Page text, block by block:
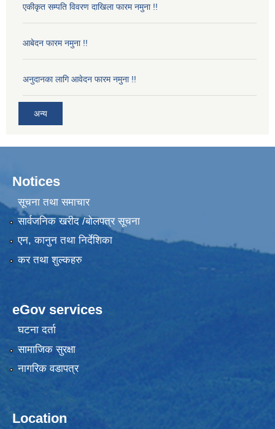
एकीकृत सम्पति विवरण दाखिला फारम नमुना !!
आबेदन फारम नमुना !!
अनुदानका लागि आवेदन फारम नमुना !!
अन्य
Notices
सूचना तथा समाचार
सार्वजनिक खरीद /बोलपत्र सूचना
एन, कानुन तथा निर्देशिका
कर तथा शुल्कहरु
eGov services
घटना दर्ता
सामाजिक सुरक्षा
नागरिक वडापत्र
Location